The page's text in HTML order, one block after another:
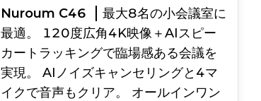
Nuroum C46
最大8名の小会議室に
最適。 120度広角4K映像＋AIスピー
カートラッキングで臨場感ある会議を
実現。 AIノイズキャンセリングと4マ
イクで音声もクリア。 オールインワン